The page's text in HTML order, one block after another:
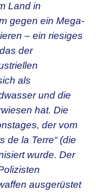
Land in
gegen ein Mega-
– ein riesiges
der
als
und die
hat. Die
der vom
de la Terre“ (die
wurde. Der
ausgerüstet